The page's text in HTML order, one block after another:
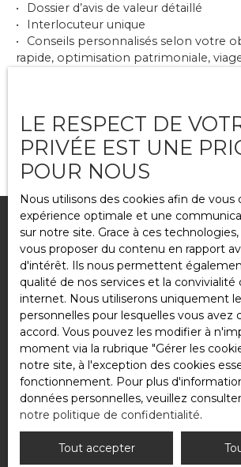
Dossier d’avis de valeur détaillé
Interlocuteur unique
Conseils personnalisés selon votre
rapide, optimisation patrimoniale,
et non une simple formalité.
LE RESPECT DE
PRIVÉE EST UNE
POUR NOUS
Nous utilisons des cookies afin de vous
expérience optimale et une
sur notre site. Grace à ces
vous proposer du contenu en rapport
d'intérêt. Ils nous permettent
qualité de nos services et la convivialité
internet. Nous utiliserons uniquement
personnelles pour lesquelles vous avez
accord. Vous pouvez les modifier à
moment via la rubrique ″Gérer les
notre site, à l'exception des cookies
fonctionnement. Pour plus
données personnelles, veuillez consulter
notre politique de confidentialité.
Tout accepter